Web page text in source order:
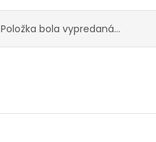
Položka bola vypredaná…